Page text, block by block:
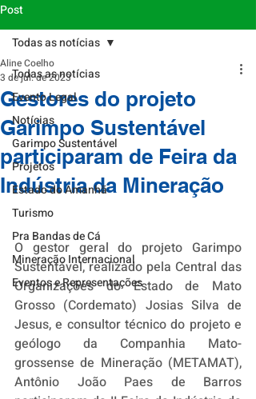
Post
Todas as notícias
Evento Legal
Notícias
Garimpo Sustentável
Projetos
Estado do Amanhã
Turismo
Pra Bandas de Cá
Mineração Internacional
Eventos e Representações
Todas as notícias
Gestores do projeto
Garimpo Sustentável
participaram de Feira da
Indústria da Mineração
Aline Coelho
3 de jul. de 2023
O gestor geral do projeto Garimpo
Sustentável, realizado pela Central das
Organizações do Estado de Mato
Grosso (Cordemato) Josias Silva de
Jesus, e consultor técnico do projeto e
geólogo da Companhia Mato-
grossense de Mineração (METAMAT),
Antônio João Paes de Barros